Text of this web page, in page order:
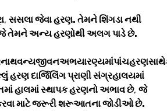
, સસલા જેવા હરણ. તેમને શિંગડા નથી
તેમને અન્ય હરણોથી અલગ પાડે છે.
દાર્જિલિંગ પ્રાણી સંગ્રહાલયમાં
હાલમાં સ્થાપક હરણનો અભાવ છે, જે
માટે જરૂરી શરૂઆતના જોડીઓ છે.